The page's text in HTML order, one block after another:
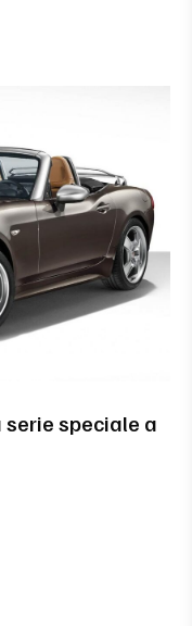
serie speciale a